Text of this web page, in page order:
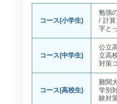
コース(小学生)
勉強
/計算
字と
コース(中学生)
公立
立高
対策
コース(高校生)
難関
学別
験対